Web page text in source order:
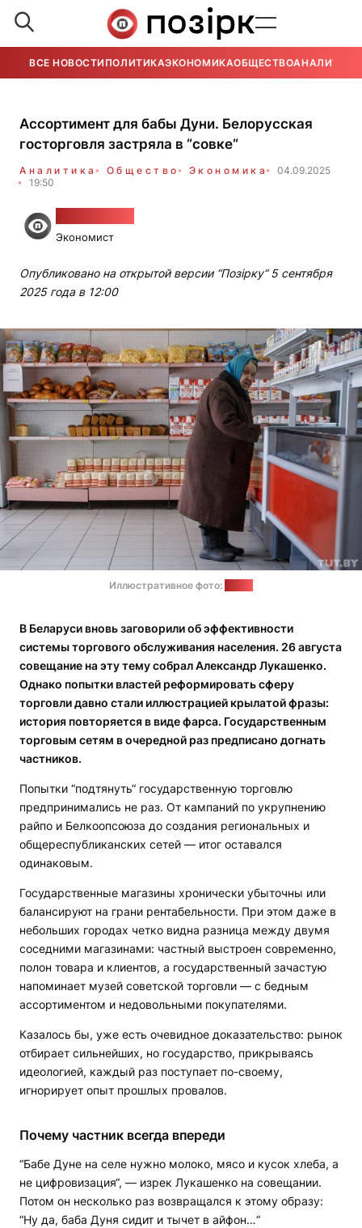
ВСЕ НОВОСТИ ПОЛИТИКАЭКОНОМИКАОБЩЕСТВОАНАЛИТИКА
Ассортимент для бабы Дуни. Белорусская
госторговля застряла в “совке“
Аналитика Общество Экономика
04.09.2025
19:50
Экономист
Опубликовано на открытой версии “Позірку“ 5 сентября
2025 года в 12:00
Иллюстративное фото:
В Беларуси вновь заговорили об эффективности
системы торгового обслуживания населения. 26 августа
совещание на эту тему собрал Александр Лукашенко.
Однако попытки властей реформировать сферу
торговли давно стали иллюстрацией крылатой фразы:
история повторяется в виде фарса. Государственным
торговым сетям в очередной раз предписано догнать
частников.
Попытки “подтянуть“ государственную торговлю
предпринимались не раз. От кампаний по укрупнению
райпо и Белкоопсоюза до создания региональных и
общереспубликанских сетей — итог оставался
одинаковым.
Государственные магазины хронически убыточны или
балансируют на грани рентабельности. При этом даже в
небольших городах четко видна разница между двумя
соседними магазинами: частный выстроен современно,
полон товара и клиентов, а государственный зачастую
напоминает музей советской торговли — с бедным
ассортиментом и недовольными покупателями.
Казалось бы, уже есть очевидное доказательство: рынок
отбирает сильнейших, но государство, прикрываясь
идеологией, каждый раз поступает по-своему,
игнорирует опыт прошлых провалов.
Почему частник всегда впереди
“Бабе Дуне на селе нужно молоко, мясо и кусок хлеба, а
не цифровизация“, — изрек Лукашенко на совещании.
Потом он несколько раз возвращался к этому образу:
“Ну да, баба Дуня сидит и тычет в айфон…“